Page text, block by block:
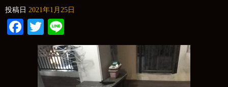
投稿日 2021年1月25日
Facebook
Twitter